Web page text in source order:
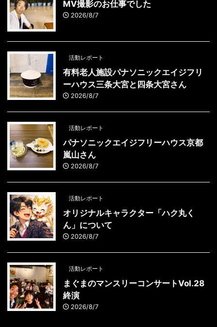
MV撮影のお仕事でした
2026/8/7
活動レポート
有料老人施設パナソニックエイジフリ
ーハウス三条大宮と四条大宮さん
2026/8/7
活動レポート
パナソニックエイジフリーハウス京都
嵐山さん
2026/8/7
活動レポート
オリジナルキャラクター「ハク丸く
ん」について
2026/8/7
活動レポート
まぐまのマンスリーコンサートVol.28
終演
2026/8/7